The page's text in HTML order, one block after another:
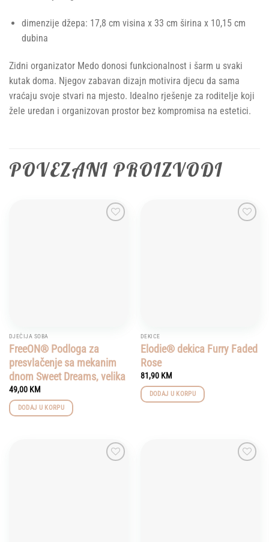
dimenzije džepa: 17,8 cm visina x 33 cm širina x 10,15 cm
dubina
Zidni organizator Medo donosi funkcionalnost i šarm u svaki
kutak doma. Njegov zabavan dizajn motivira djecu da sama
vraćaju svoje stvari na mjesto. Idealno rješenje za roditelje koji
žele uredan i organizovan prostor bez kompromisa na estetici.
POVEZANI PROIZVODI
DJEČIJA SOBA
FreeON® Podloga za
presvlačenje sa mekanim
dnom Sweet Dreams, velika
49,00 KM
DODAJ U KORPU
DEKICE
Elodie® dekica Furry Faded
Rose
81,90 KM
DODAJ U KORPU